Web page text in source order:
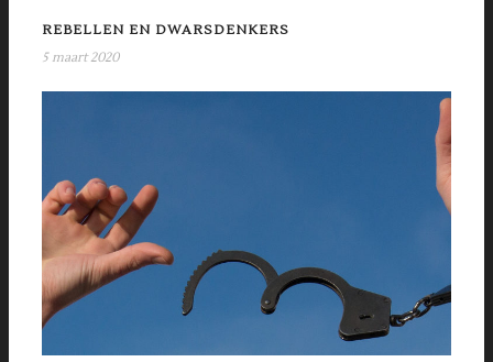
REBELLEN EN DWARSDENKERS
5 maart 2020